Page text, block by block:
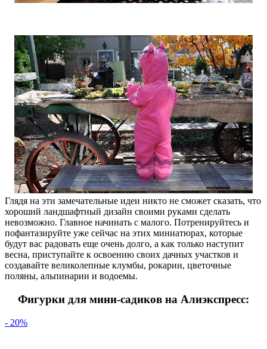
Глядя на эти замечательные идеи никто не сможет сказать, что
хороший ландшафтный дизайн своими руками сделать
невозможно. Главное начинать с малого. Потренируйтесь и
пофантазируйте уже сейчас на этих миниатюрах, которые
будут вас радовать еще очень долго, а как только наступит
весна, приступайте к освоению своих дачных участков и
создавайте великолепные клумбы, рокарии, цветочные
поляны, альпинарии и водоемы.
Фигурки для мини-садиков на Алиэкспресс:
- 20%